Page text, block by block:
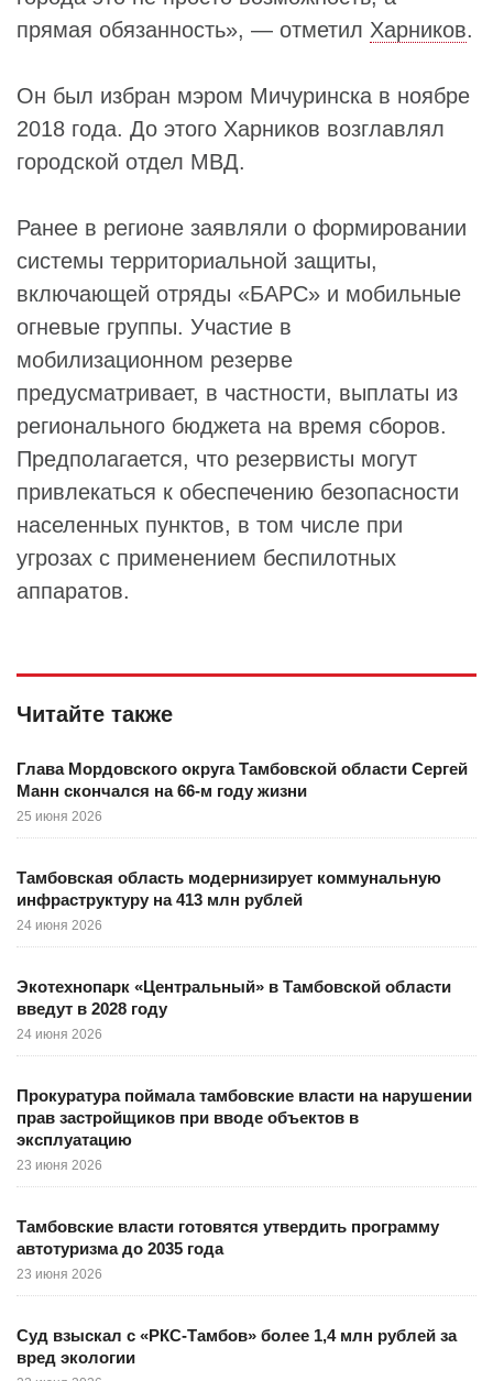
прямая обязанность», — отметил Харников.
Он был избран мэром Мичуринска в ноябре
2018 года. До этого Харников возглавлял
городской отдел МВД.
Ранее в регионе заявляли о формировании
системы территориальной защиты,
включающей отряды «БАРС» и мобильные
огневые группы. Участие в
мобилизационном резерве
предусматривает, в частности, выплаты из
регионального бюджета на время сборов.
Предполагается, что резервисты могут
привлекаться к обеспечению безопасности
населенных пунктов, в том числе при
угрозах с применением беспилотных
аппаратов.
Читайте также
Глава Мордовского округа Тамбовской области Сергей
Манн скончался на 66-м году жизни
25 июня 2026
Тамбовская область модернизирует коммунальную
инфраструктуру на 413 млн рублей
24 июня 2026
Экотехнопарк «Центральный» в Тамбовской области
введут в 2028 году
24 июня 2026
Прокуратура поймала тамбовские власти на нарушении
прав застройщиков при вводе объектов в
эксплуатацию
23 июня 2026
Тамбовские власти готовятся утвердить программу
автотуризма до 2035 года
23 июня 2026
Суд взыскал с «РКС-Тамбов» более 1,4 млн рублей за
вред экологии